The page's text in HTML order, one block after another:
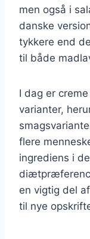
men også i
danske
tykkere end
til både
I dag er
varianter,
flere
ingrediens i
en vigtig del
til nye